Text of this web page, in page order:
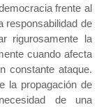
frente al
responsabilidad de
rigurosamente la
cuando afecta
constante ataque.
la propagación de
de una